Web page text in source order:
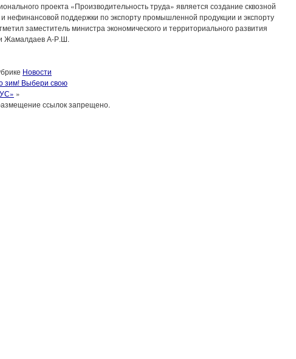
проекта «Производительность труда» является создание сквозной
нефинансовой поддержки по экспорту промышленной продукции и экспорту
заместитель министра экономического и территориального развития
Жамалдаев А-Р.Ш.
Новости
зим! Выбери свою
»
ссылок запрещено.